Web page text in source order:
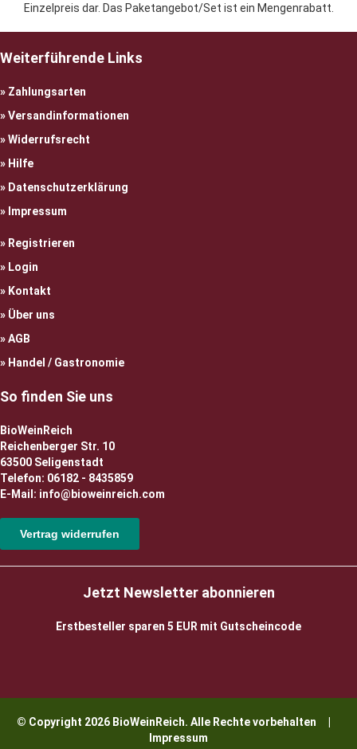
Einzelpreis dar. Das Paketangebot/Set ist ein Mengenrabatt.
Weiterführende Links
Zahlungsarten
Versandinformationen
Widerrufsrecht
Hilfe
Datenschutzerklärung
Impressum
Registrieren
Login
Kontakt
Über uns
AGB
Handel / Gastronomie
So finden Sie uns
BioWeinReich
Reichenberger Str. 10
63500 Seligenstadt
Telefon: 06182 - 8435859
E-Mail: info@bioweinreich.com
Vertrag widerrufen
Jetzt Newsletter abonnieren
Erstbesteller sparen 5 EUR mit Gutscheincode
© Copyright 2026 BioWeinReich. Alle Rechte vorbehalten |
Impressum